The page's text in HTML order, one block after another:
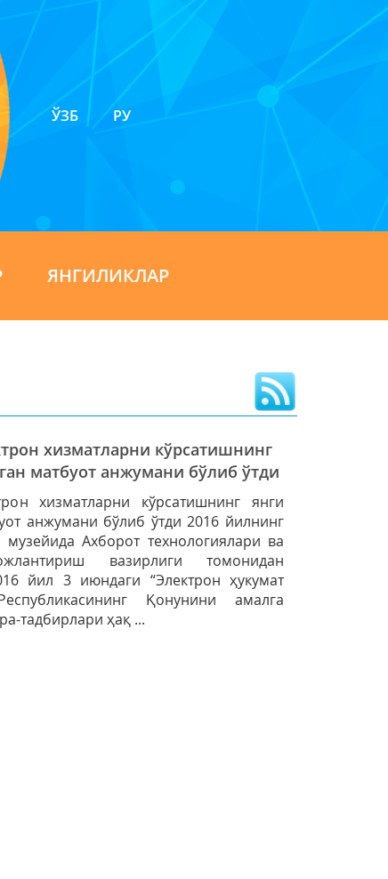
ЎЗБ РУ
ЯНГИЛИКЛАР
хизматларни кўрсатишнинг
матбуот анжумани бўлиб ўтди
хизматларни кўрсатишнинг янги
анжумани бўлиб ўтди 2016 йилнинг
Ахборот технологиялари ва
вазирлиги томонидан
йил 3 июндаги “Электрон ҳукумат
Қонунини амалга
тадбирлари ҳақ ...